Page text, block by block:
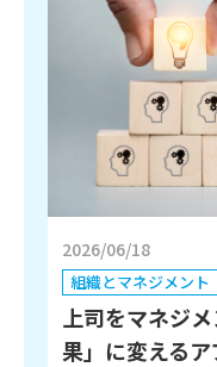
2026/06/18
組織とマネジメント
上司をマネジメ
果」に変えるア